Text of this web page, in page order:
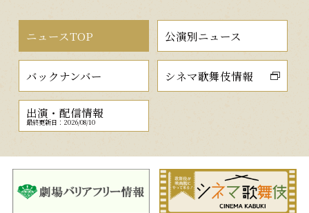
ニュースTOP 公演別ニュース
バックナンバー シネマ歌舞伎情報
出演・配信情報
最終更新日：2026/08/10